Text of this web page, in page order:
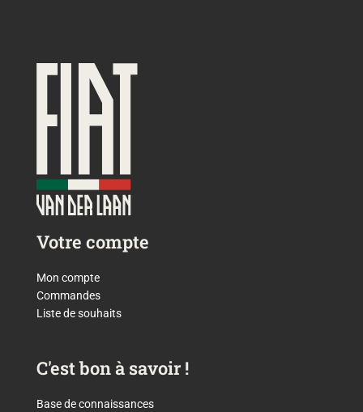
Votre compte
Mon compte
Commandes
Liste de souhaits
C'est bon à savoir !
Base de connaissances